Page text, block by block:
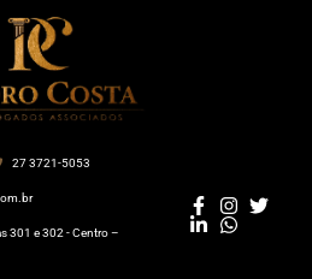
27 3721-5053
301 e 302 - Centro –